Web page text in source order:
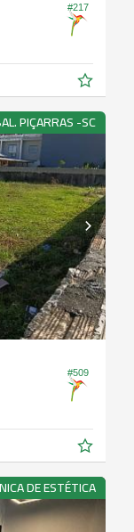
#217
PIÇARRAS -SC
#509
DE ESTÉTICA